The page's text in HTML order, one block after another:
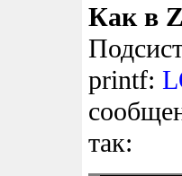
Как в
printf:
так: